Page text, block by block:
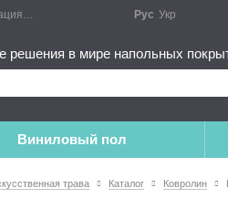
Публичный договор
Рус Укр
в мире напольных
Виниловый пол
трава Каталог Ковролин